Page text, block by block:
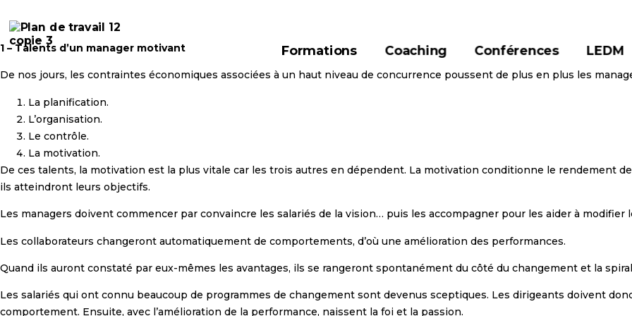
Formations Coaching Conférences LEDM
Le transfert motivationnel
1 – Talents d’un manager motivant
De nos jours, les contraintes économiques associées à un haut niveau de concurrence poussent de plus en plus les
La planification.
L’organisation.
Le contrôle.
La motivation.
De ces talents, la motivation est la plus vitale car les trois autres en dépendent. La motivation conditionne le rendement
ils atteindront leurs objectifs.
Les managers doivent commencer par convaincre les salariés de la vision… puis les accompagner pour les aider à modifier
Les collaborateurs changeront automatiquement de comportements, d’où une amélioration des performances.
Quand ils auront constaté par eux-mêmes les avantages, ils se rangeront spontanément du côté du changement et la
Les salariés qui ont connu beaucoup de programmes de changement sont devenus sceptiques. Les dirigeants doivent
comportement. Ensuite, avec l’amélioration de la performance, naissent la foi et la passion.